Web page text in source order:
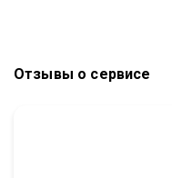
Отзывы о сервисе